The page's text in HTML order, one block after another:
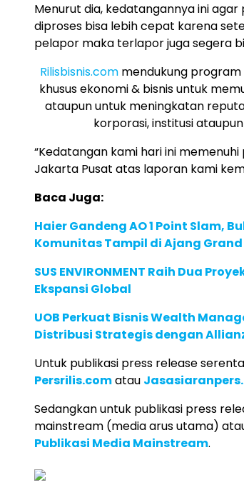
Menurut dia, kedatangannya ini
diproses bisa lebih cepat karena
pelapor maka terlapor juga segera
Rilisbisnis.commendukung program
khusus ekonomi & bisnis untuk
ataupun untuk meningkatan
korporasi, institusi
“Kedatangan kami hari ini
Jakarta Pusat atas laporan kami
Baca Juga:
Haier Gandeng AO 1 Point Slam,
Komunitas Tampil di Ajang
SUS ENVIRONMENT Raih Dua
Ekspansi Global
UOB Perkuat Bisnis Wealth
Distribusi Strategis dengan
Untuk publikasi press release
Persrilis.comatau
Sedangkan untuk publikasi press
mainstream (media arus utama)
Publikasi Media Mainstream.